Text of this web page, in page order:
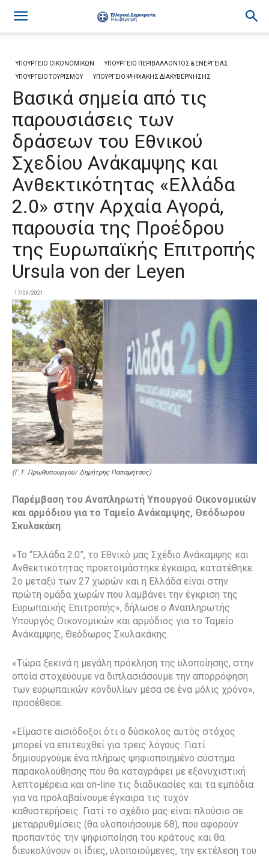
ΥΠΟΥΡΓΕΙΟ ΟΙΚΟΝΟΜΙΚΩΝ
ΥΠΟΥΡΓΕΙΟ ΠΕΡΙΒΑΛΛΟΝΤΟΣ & ΕΝΕΡΓΕΙΑΣ
ΥΠΟΥΡΓΕΙΟ ΤΟΥΡΙΣΜΟΥ
ΥΠΟΥΡΓΕΙΟ ΨΗΦΙΑΚΗΣ ΔΙΑΚΥΒΕΡΝΗΣΗΣ
Βασικά σημεία από τις
παρουσιάσεις των
δράσεων του Εθνικού
Σχεδίου Ανάκαμψης και
Ανθεκτικότητας «Ελλάδα
2.0» στην Αρχαία Αγορά,
παρουσία της Προέδρου
της Ευρωπαϊκής Επιτροπής
Ursula von der Leyen
17/06/2021
(Γ.Τ. Πρωθυπουργού/ Δημήτρης Παπαμήτσος)
Παρέμβαση του Αναπληρωτή Υπουργού Οικονομικών
και αρμόδιου για το Ταμείο Ανάκαμψης, Θεόδωρου
Σκυλακάκη
«Το “Ελλάδα 2.0”, το Εθνικό μας Σχέδιο Ανάκαμψης και
Ανθεκτικότητας προετοιμάστηκε έγκαιρα, κατατέθηκε
2ο μεταξύ των 27 χωρών και η Ελλάδα είναι στην
πρώτη ομάδα χωρών που λαμβάνει την έγκριση της
Ευρωπαϊκής Επιτροπής», δήλωσε ο Αναπληρωτής
Υπουργός Οικονομικών και αρμόδιος για το Ταμείο
Ανάκαμψης, Θεόδωρος Σκυλακάκης.
«Τώρα ξεκινά η μεγάλη πρόκληση της υλοποίησης, στην
οποία στοχεύουμε να διπλασιάσουμε την απορρόφηση
των ευρωπαϊκών κονδυλίων μέσα σε ένα μόλις χρόνο»,
προσέθεσε.
«Είμαστε αισιόδοξοι ότι ο δύσκολος αυτός στόχος
μπορεί να επιτευχθεί για τρεις λόγους: Γιατί
δημιουργούμε ένα πλήρως ψηφιοποιημένο σύστημα
παρακολούθησης που θα καταγράφει με εξονυχιστική
λεπτομέρεια και on-line τις διαδικασίες και τα εμπόδια
για να προλαβαίνουμε έγκαιρα τις τυχόν
καθυστερήσεις. Γιατί το σχέδιο μας είναι πλούσιο σε
μεταρρυθμίσεις (θα υλοποιήσουμε 68), που αφορούν
προπαντός την ψηφιοποίηση του κράτους και θα
διευκολύνουν οι ίδιες, υλοποιούμενες, την εκτέλεση του